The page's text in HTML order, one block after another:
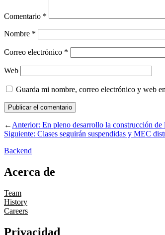
Comentario *
Nombre *
Correo electrónico *
Web
Guarda mi nombre, correo electrónico y web
←Anterior: En pleno desarrollo la construcción
Siguiente: Clases seguirán suspendidas y MEC
Backend
Acerca de
Team
History
Careers
Privacidad